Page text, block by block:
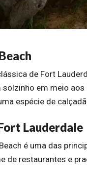
de Fort
em meio
espécie de
Lauderdale
é uma das
de restaurantes e